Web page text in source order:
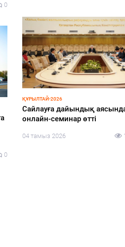
0
0
ҚҰРЫЛТАЙ-2026
Cайлауға дайындық
онлайн-семинар өтті
04 тамыз 2026